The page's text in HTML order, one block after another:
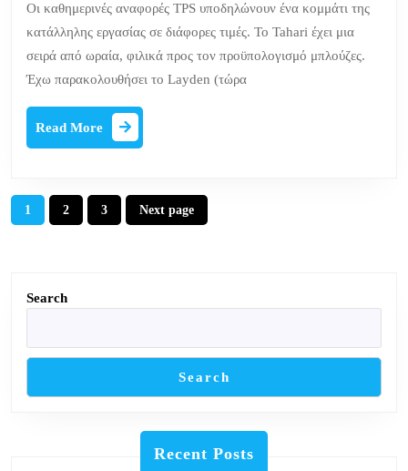
Το
CICI
ταιριάζει
μαζί
με
μπλούζα
Οι καθημερινές αναφορές TPS υποδηλώνουν ένα κομμάτι της
κατάλληλης εργασίας σε διάφορες τιμές. Το Tahari έχει μια
σειρά από ωραία, φιλικά προς τον προϋπολογισμό μπλούζες.
Έχω παρακολουθήσει το Layden (τώρα
Read More
More
Posts
navigation
Page
1
Page
2
Page
3 Next page
Search
Search
Recent Posts